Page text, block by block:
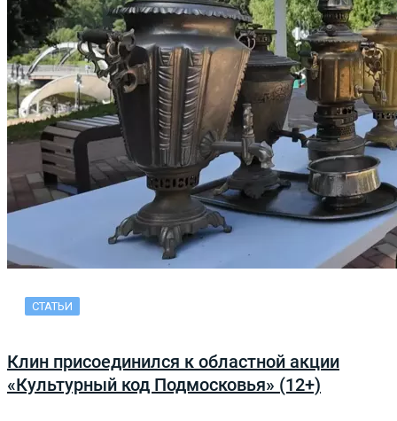
СТАТЬИ
Клин присоединился к областной акции
«Культурный код Подмосковья» (12+)